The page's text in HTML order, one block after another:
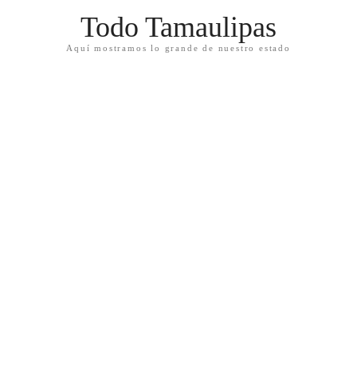
Todo Tamaulipas
Aquí mostramos lo grande de nuestro estado